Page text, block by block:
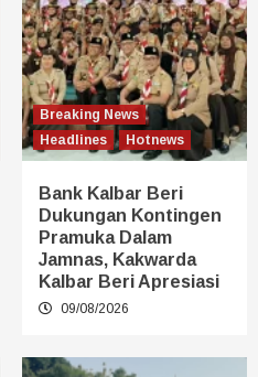
Breaking News
Headlines
Hotnews
Bank Kalbar Beri
Dukungan Kontingen
Pramuka Dalam
Jamnas, Kakwarda
Kalbar Beri Apresiasi
09/08/2026